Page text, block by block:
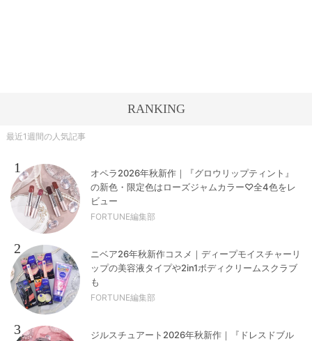
RANKING
最近1週間の人気記事
1
オペラ2026年秋新作｜『グロウリップティント』
の新色・限定色はローズジャムカラー♡全4色をレ
ビュー
FORTUNE編集部
2
ニベア26年秋新作コスメ｜ディープモイスチャーリ
ップの美容液タイプや2in1ボディクリームスクラブ
も
FORTUNE編集部
3
ジルスチュアート2026年秋新作｜『ドレスドブル